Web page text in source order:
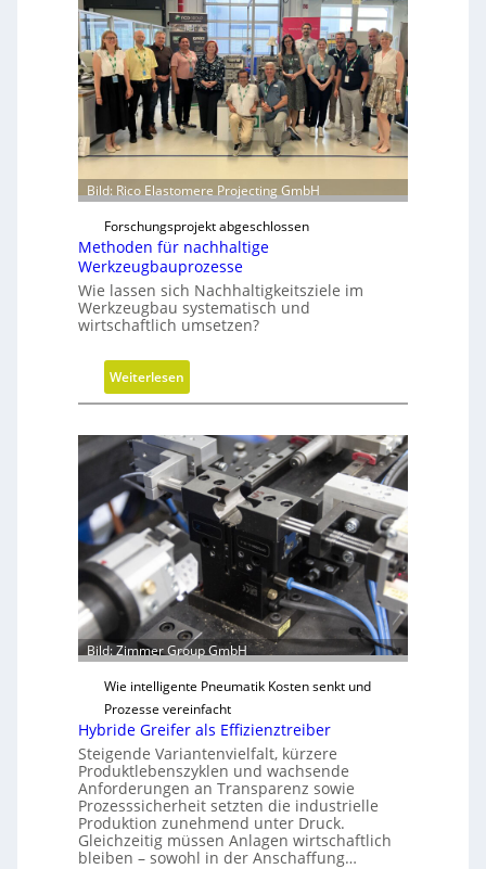
u
l
i
z
y
l
i
d
e
r
i
n
r
ö
e
r
e
D
i
m
e
n
s
i
o
n
e
n
Bild: Rico Elastomere Projecting GmbH
Forschungsprojekt abgeschlossen
Methoden für nachhaltige
Werkzeugbauprozesse
Wie lassen sich Nachhaltigkeitsziele im
Werkzeugbau systematisch und
wirtschaftlich umsetzen?
Weiterlesen
M
t
h
o
d
e
n
f
ü
r
n
c
h
h
a
l
t
i
g
Bild: Zimmer Group GmbH
Wie intelligente Pneumatik Kosten senkt und
Prozesse vereinfacht
Hybride Greifer als Effizienztreiber
Steigende Variantenvielfalt, kürzere
Produktlebenszyklen und wachsende
Anforderungen an Transparenz sowie
Prozesssicherheit setzten die industrielle
Produktion zunehmend unter Druck.
Gleichzeitig müssen Anlagen wirtschaftlich
bleiben – sowohl in der Anschaffung…